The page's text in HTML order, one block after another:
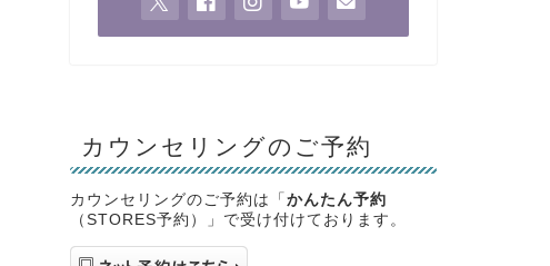
カウンセリングのご予約
カウンセリングのご予約は「 かんたん予約
（STORES予約）」で受け付けております。